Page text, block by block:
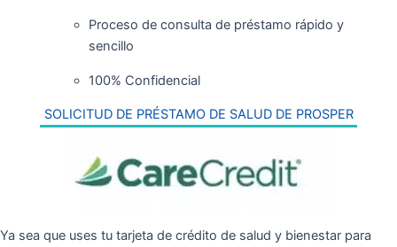
Proceso de consulta de préstamo rápido y
sencillo
100% Confidencial
SOLICITUD DE PRÉSTAMO DE SALUD DE PROSPER
Ya sea que uses tu tarjeta de crédito de salud y bienestar para